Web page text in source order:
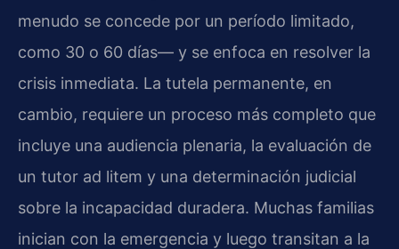
menudo se concede por un período limitado,
como 30 o 60 días— y se enfoca en resolver la
crisis inmediata. La tutela permanente, en
cambio, requiere un proceso más completo que
incluye una audiencia plenaria, la evaluación de
un tutor ad litem y una determinación judicial
sobre la incapacidad duradera. Muchas familias
inician con la emergencia y luego transitan a la